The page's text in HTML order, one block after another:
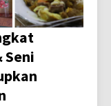
Seni